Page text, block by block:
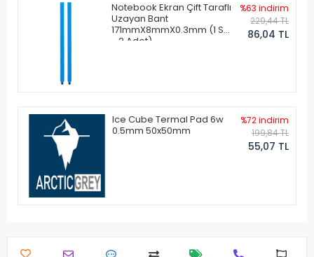
Notebook Ekran Çift Taraflı
Uzayan Bant
171mmX8mmX0.3mm (1 Set
- 2 Adet)
%63 indirim
229,44 TL
86,04 TL
Ice Cube Termal Pad 6w
0.5mm 50x50mm
%72 indirim
199,84 TL
55,07 TL